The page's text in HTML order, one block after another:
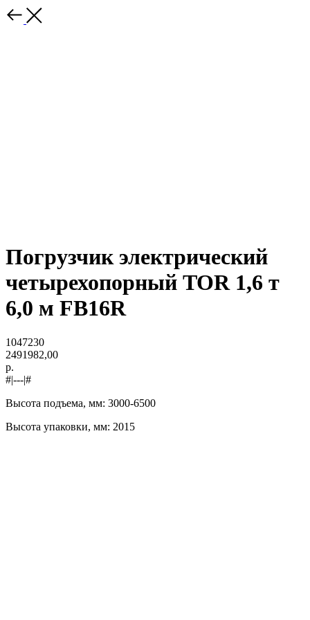
Погрузчик электрический
четырехопорный TOR 1,6 т
6,0 м FB16R
1047230
2491982,00
р.
#|---|#
Высота подъема, мм: 3000-6500
Высота упаковки, мм: 2015